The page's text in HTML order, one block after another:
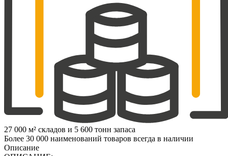
27 000 м² складов и 5 600 тонн запаса
Более 30 000 наименований товаров всегда в наличии
Описание